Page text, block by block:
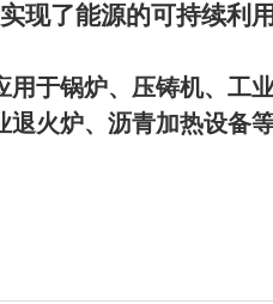
现了能源的可持续利
于锅炉、压铸机、工
火炉、沥青加热设备